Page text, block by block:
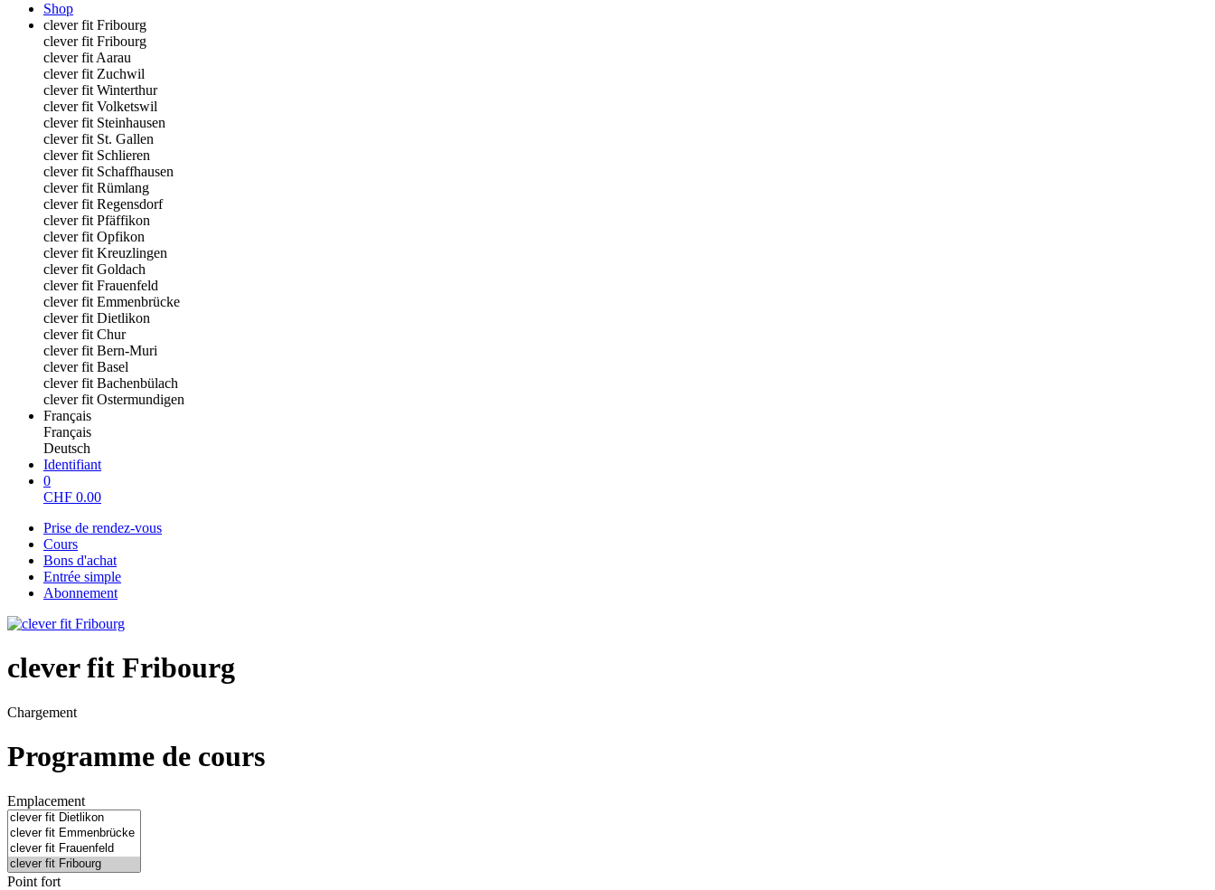
Shop
clever fit Fribourg
clever fit Fribourg
clever fit Aarau
clever fit Zuchwil
clever fit Winterthur
clever fit Volketswil
clever fit Steinhausen
clever fit St. Gallen
clever fit Schlieren
clever fit Schaffhausen
clever fit Rümlang
clever fit Regensdorf
clever fit Pfäffikon
clever fit Opfikon
clever fit Kreuzlingen
clever fit Goldach
clever fit Frauenfeld
clever fit Emmenbrücke
clever fit Dietlikon
clever fit Chur
clever fit Bern-Muri
clever fit Basel
clever fit Bachenbülach
clever fit Ostermundigen
Français
Français
Deutsch
Identifiant
0
CHF 0.00
Prise de rendez-vous
Cours
Bons d'achat
Entrée simple
Abonnement
clever fit Fribourg
Chargement
Programme de cours
Emplacement
Point fort